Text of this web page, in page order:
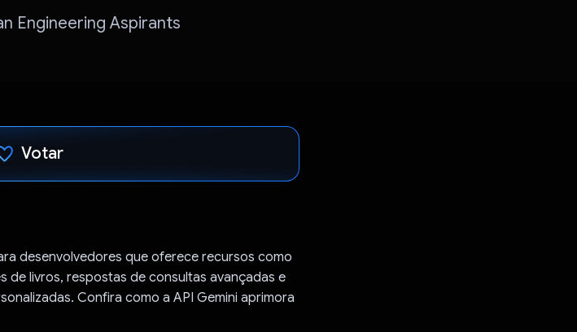
Engineering Aspirants
Votar
desenvolvedores que oferece recursos como
livros, respostas de consultas avançadas e
Confira como a API Gemini aprimora